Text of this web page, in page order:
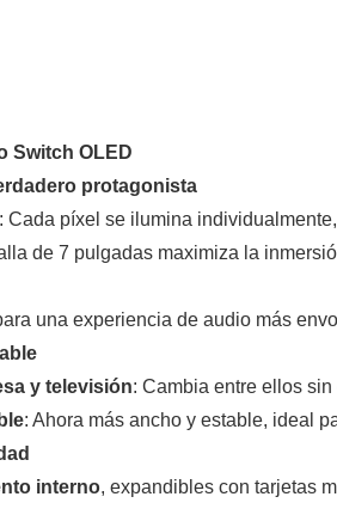
Switch OLED
protagonista
: Cada píxel se ilumina
de 7 pulgadas maximiza la
una experiencia de audio más
y televisión: Cambia entre ellos
: Ahora más ancho y estable, ideal
interno, expandibles con tarjetas